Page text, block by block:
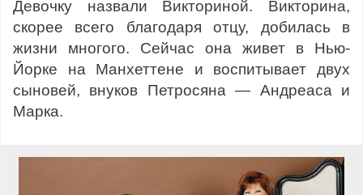
Девочку назвали Викториной. Викторина,
скорее всего благодаря отцу, добилась в
жизни многого. Сейчас она живет в Нью-
Йорке на Манхеттене и воспитывает двух
сыновей, внуков Петросяна — Андреаса и
Марка.